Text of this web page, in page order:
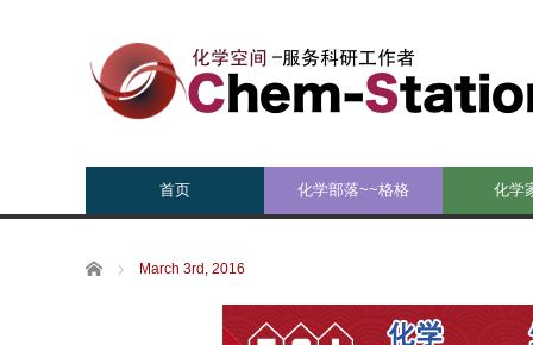
首页 化学部落~~格格 化学
Home March 3rd, 2016